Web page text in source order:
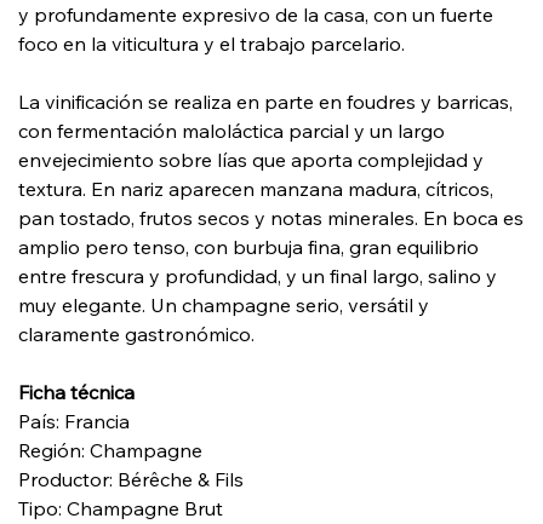
y profundamente expresivo de la casa, con un fuerte
foco en la viticultura y el trabajo parcelario.
La vinificación se realiza en parte en foudres y barricas,
con fermentación maloláctica parcial y un largo
envejecimiento sobre lías que aporta complejidad y
textura. En nariz aparecen manzana madura, cítricos,
pan tostado, frutos secos y notas minerales. En boca es
amplio pero tenso, con burbuja fina, gran equilibrio
entre frescura y profundidad, y un final largo, salino y
muy elegante. Un champagne serio, versátil y
claramente gastronómico.
Ficha técnica
País: Francia
Región: Champagne
Productor: Bérêche & Fils
Tipo: Champagne Brut